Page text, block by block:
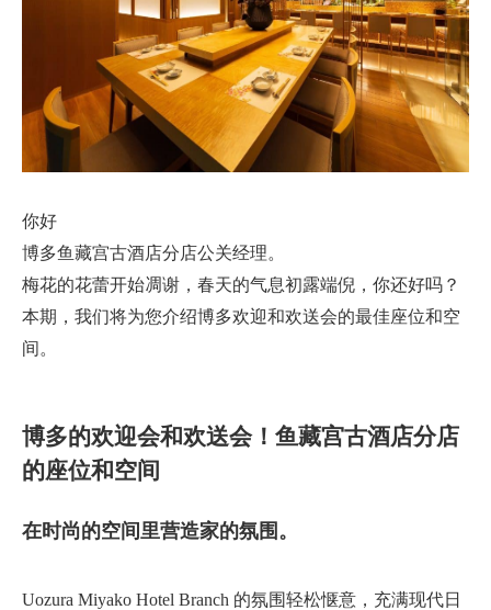
你好
博多鱼藏宫古酒店分店公关经理。
梅花的花蕾开始凋谢，春天的气息初露端倪，你还好吗？
本期，我们将为您介绍博多欢迎和欢送会的最佳座位和空
间。
博多的欢迎会和欢送会！鱼藏宫古酒店分店
的座位和空间
在时尚的空间里营造家的氛围。
Uozura Miyako Hotel Branch 的氛围轻松惬意，充满现代日